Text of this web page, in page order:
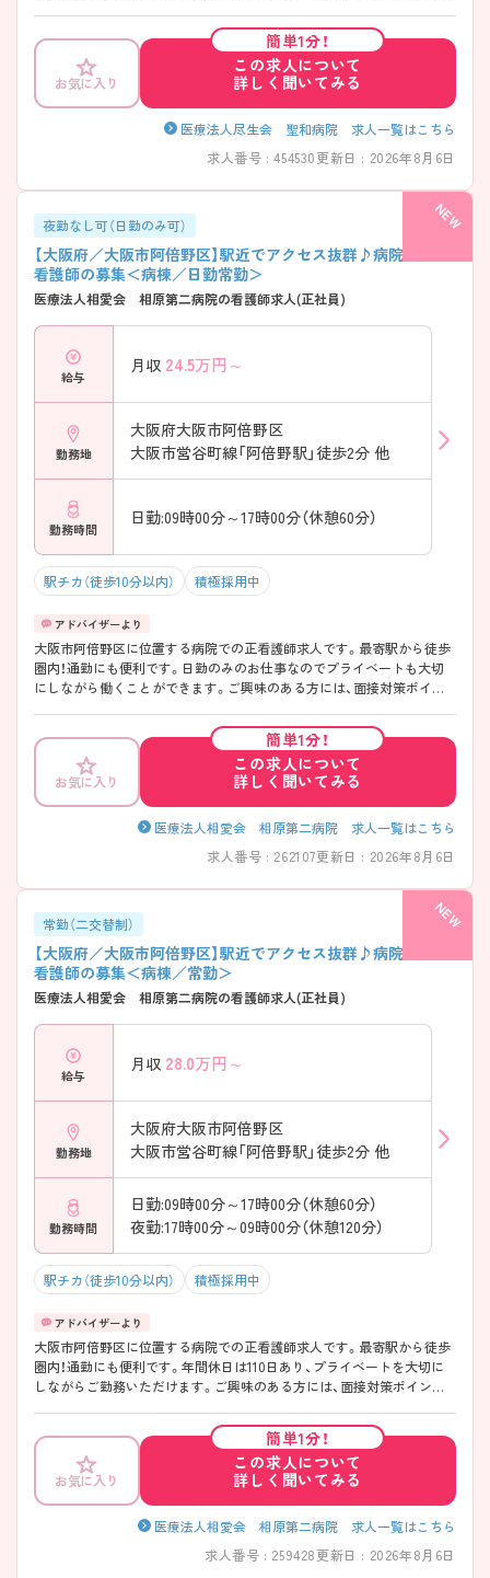
お気に入り
簡単1分！
この求人について
詳しく聞いてみる
医療法人尽生会 聖和病院 求人一覧はこちら
求人番号 : 454530更新日 : 2026年8月6日
夜勤なし可（日勤のみ可）
【大阪府／大阪市阿倍野区】駅近でアクセス抜群♪病院での正
看護師の募集＜病棟／日勤常勤＞
医療法人相愛会 相原第二病院の看護師求人(正社員)
給与
月収 24.5万円～
勤務地
大阪府大阪市阿倍野区
大阪市営谷町線「阿倍野駅」徒歩2分 他
勤務時間
日勤:09時00分～17時00分（休憩60分）
駅チカ（徒歩10分以内） 積極採用中
大阪市阿倍野区に位置する病院での正看護師求人です。最寄駅から徒歩
圏内！通勤にも便利です。日勤のみのお仕事なのでプライベートも大切
にしながら働くことができます。ご興味のある方には、面接対策ポイン
お気に入り
簡単1分！
この求人について
詳しく聞いてみる
医療法人相愛会 相原第二病院 求人一覧はこちら
求人番号 : 262107更新日 : 2026年8月6日
常勤（二交替制）
【大阪府／大阪市阿倍野区】駅近でアクセス抜群♪病院での正
看護師の募集＜病棟／常勤＞
医療法人相愛会 相原第二病院の看護師求人(正社員)
給与
月収 28.0万円～
勤務地
大阪府大阪市阿倍野区
大阪市営谷町線「阿倍野駅」徒歩2分 他
勤務時間
日勤:09時00分～17時00分（休憩60分）
夜勤:17時00分～09時00分（休憩120分）
駅チカ（徒歩10分以内） 積極採用中
大阪市阿倍野区に位置する病院での正看護師求人です。最寄駅から徒歩
圏内！通勤にも便利です。年間休日は110日あり、プライベートを大切に
しながらご勤務いただけます。ご興味のある方には、面接対策ポイント
お気に入り
簡単1分！
この求人について
詳しく聞いてみる
医療法人相愛会 相原第二病院 求人一覧はこちら
求人番号 : 259428更新日 : 2026年8月6日